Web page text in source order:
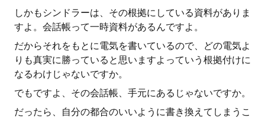
しかもシンドラーは、その根拠にしている資料がありま
すよ。会話帳って一時資料があるんですよ。
だからそれをもとに電気を書いているので、どの電気よ
りも真実に勝っていると思いますよっていう根拠付けに
なるわけじゃないですか。
でもですよ、その会話帳、手元にあるじゃないですか。
だったら、自分の都合のいいように書き換えてしまうこ